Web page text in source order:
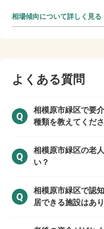
相場傾向について詳しく見る
よくある質問
Q
相模原市緑区で要
種類を教えてくだ
Q
相模原市緑区の老
い？
Q
相模原市緑区で認
居できる施設はあ